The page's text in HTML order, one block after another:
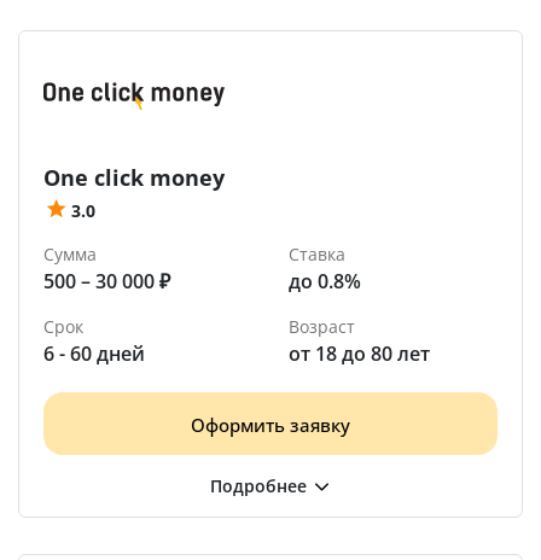
One click money
3.0
Сумма
500 – 30 000 ₽
Ставка
до 0.8%
Срок
6 - 60 дней
Возраст
от 18 до 80 лет
Оформить заявку